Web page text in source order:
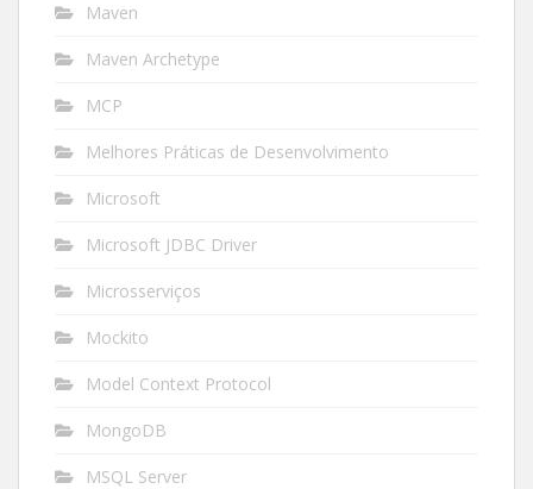
Maven
Maven Archetype
MCP
Melhores Práticas de Desenvolvimento
Microsoft
Microsoft JDBC Driver
Microsserviços
Mockito
Model Context Protocol
MongoDB
MSQL Server